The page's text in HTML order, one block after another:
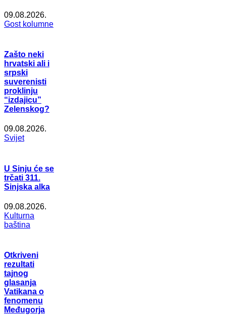
09.08.2026.
Gost kolumne
Zašto neki
hrvatski ali i
srpski
suverenisti
proklinju
“izdajicu”
Zelenskog?
09.08.2026.
Svijet
U Sinju će se
trčati 311.
Sinjska alka
09.08.2026.
Kulturna
baština
Otkriveni
rezultati
tajnog
glasanja
Vatikana o
fenomenu
Međugorja